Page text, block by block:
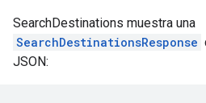
SearchDestinations muestra una
SearchDestinationsResponse
JSON: